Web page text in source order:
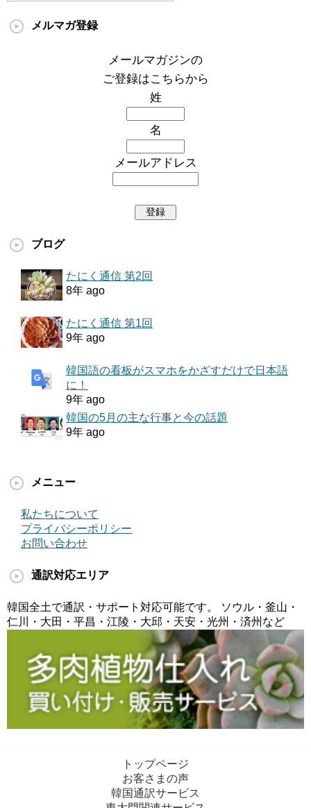
メルマガ登録
メールマガジンの
ご登録はこちらから
姓
名
メールアドレス
ブログ
たにく通信 第2回
8年 ago
たにく通信 第1回
9年 ago
韓国語の看板がスマホをかざすだけで日本語
に！
9年 ago
韓国の5月の主な行事と今の話題
9年 ago
メニュー
私たちについて
プライバシーポリシー
お問い合わせ
通訳対応エリア
韓国全土で通訳・サポート対応可能です。 ソウル・釜山・
仁川・大田・平昌・江陵・大邱・天安・光州・済州など
トップページ
お客さまの声
韓国通訳サービス